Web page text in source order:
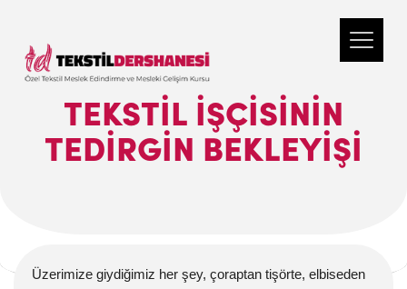
TEKSTIL IŞÇISININ
TEDIRGIN BEKLEYIŞI
Üzerimize giydiğimiz her şey, çoraptan tişörte, elbiseden